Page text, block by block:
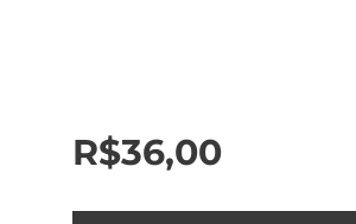
R$36,00